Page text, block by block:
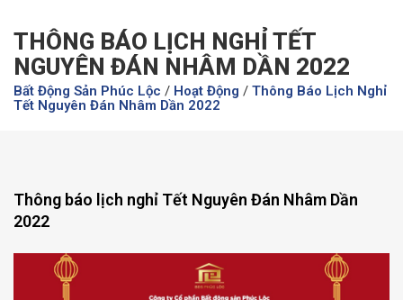
THÔNG BÁO LỊCH NGHỈ TẾT
NGUYÊN ĐÁN NHÂM DẦN 2022
Bất Động Sản Phúc Lộc / Hoạt Động / Thông Báo Lịch Nghỉ
Tết Nguyên Đán Nhâm Dần 2022
Thông báo lịch nghỉ Tết Nguyên Đán Nhâm Dần
2022